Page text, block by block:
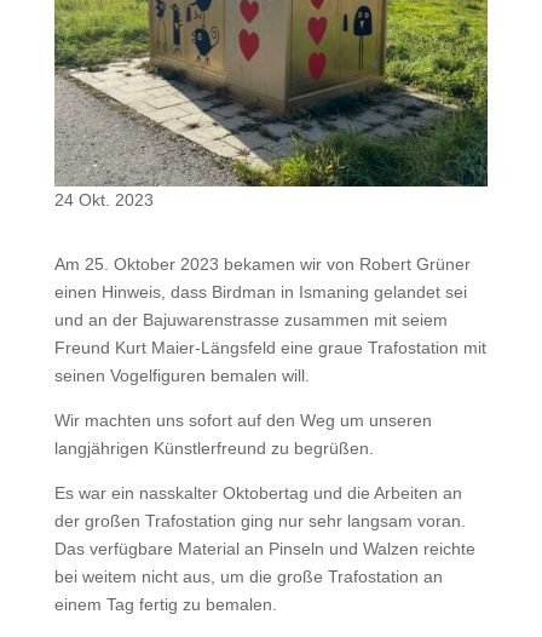
24 Okt. 2023
Am 25. Oktober 2023 bekamen wir von Robert Grüner
einen Hinweis, dass Birdman in Ismaning gelandet sei
und an der Bajuwarenstrasse zusammen mit seiem
Freund Kurt Maier-Längsfeld eine graue Trafostation mit
seinen Vogelfiguren bemalen will.
Wir machten uns sofort auf den Weg um unseren
langjährigen Künstlerfreund zu begrüßen.
Es war ein nasskalter Oktobertag und die Arbeiten an
der großen Trafostation ging nur sehr langsam voran.
Das verfügbare Material an Pinseln und Walzen reichte
bei weitem nicht aus, um die große Trafostation an
einem Tag fertig zu bemalen.